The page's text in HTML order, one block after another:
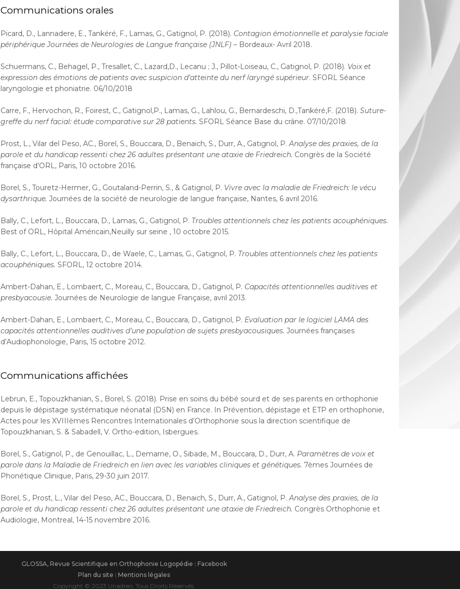
Communications orales
Picard, D., Lannadere, E., Tankéré, F., Lamas, G., Gatignol, P. (2018). Contagion émotionnelle et paralysie faciale
périphérique Journées de Neurologies de Langue française (JNLF) – Bordeaux- Avril 2018.
Schuermans, C., Behagel, P., Tresallet, C., Lazard,D., Lecanu ; J., Pillot-Loiseau, C., Gatignol, P. (2018). Voix et
expression des émotions de patients avec suspicion d’atteinte du nerf laryngé supérieur. SFORL Séance
laryngologie et phoniatrie. 06/10/2018
Carre, F., Hervochon, R., Foirest, C., Gatignol,P., Lamas, G., Lahlou, G., Bernardeschi, D.,Tankéré,F. (2018). Suture-
greffe du nerf facial: étude comparative sur 28 patients. SFORL Séance Base du crâne. 07/10/2018
Prost, L., Vilar del Peso, AC., Borel, S., Bouccara, D., Benaich, S., Durr, A., Gatignol, P.Analyse des praxies, de la
parole et du handicap ressenti chez 26 adultes présentant une ataxie de Friedreich. Congrès de la Société
française d’ORL, Paris, 10 octobre 2016.
Borel, S., Touretz-Hermer, G., Goutaland-Perrin, S., & Gatignol, P. Vivre avec la maladie de Friedreich: le vécu
dysarthrique. Journées de la société de neurologie de langue française, Nantes, 6 avril 2016.
Bally, C., Lefort, L., Bouccara, D., Lamas, G., Gatignol, P. Troubles attentionnels chez les patients acouphéniques.
Best of ORL, Hôpital Américain,Neuilly sur seine , 10 octobre 2015.
Bally, C., Lefort, L., Bouccara, D., de Waele, C., Lamas, G., Gatignol, P. Troubles attentionnels chez les patients
acouphéniques. SFORL, 12 octobre 2014.
Ambert-Dahan, E., Lombaert, C., Moreau, C., Bouccara, D., Gatignol, P. Capacités attentionnelles auditives et
presbyacousie. Journées de Neurologie de langue Française, avril 2013.
Ambert-Dahan, E., Lombaert, C., Moreau, C., Bouccara, D., Gatignol, P. Evaluation par le logiciel LAMA des
capacités attentionnelles auditives d’une population de sujets presbyacousiques. Journées françaises
d’Audiophonologie, Paris, 15 octobre 2012.
Communications affichées
Lebrun, E., Topouzkhanian, S., Borel, S. (2018). Prise en soins du bébé sourd et de ses parents en orthophonie
depuis le dépistage systématique néonatal (DSN) en France. In Prévention, dépistage et ETP en orthophonie,
Actes pour les XVIIIèmes Rencontres Internationales d’Orthophonie sous la direction scientifique de
Topouzkhanian, S. & Sabadell, V. Ortho-edition, Isbergues.
Borel, S., Gatignol, P., de Genouillac, L., Demarne, O., Sibade, M., Bouccara, D., Durr, A. Paramètres de voix et
parole dans la Maladie de Friedreich en lien avec les variables cliniques et génétiques. 7èmes Journées de
Phonétique Clinique, Paris, 29-30 juin 2017.
Borel, S., Prost, L., Vilar del Peso, AC., Bouccara, D., Benaich, S., Durr, A., Gatignol, P. Analyse des praxies, de la
parole et du handicap ressenti chez 26 adultes présentant une ataxie de Friedreich. Congrès Orthophonie et
Audiologie, Montreal, 14-15 novembre 2016.
GLOSSA, Revue Scientifique en Orthophonie Logopédie | Facebook
Plan du site | Mentions légales
Copyright © 2023 Unadreo, Tous Droits Réservés.